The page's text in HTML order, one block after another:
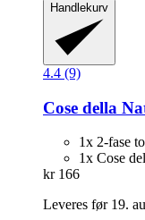
Handlekurv
4.4 (9)
Cose della
1x 2-fase
1x Cose
kr 166
Leveres før 19.